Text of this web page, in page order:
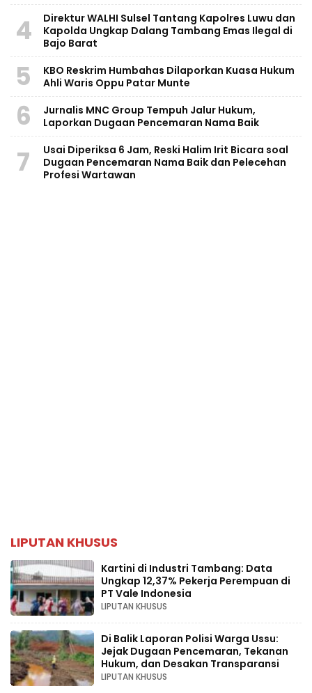
4
Direktur WALHI Sulsel Tantang Kapolres Luwu dan
Kapolda Ungkap Dalang Tambang Emas Ilegal di
Bajo Barat
5
KBO Reskrim Humbahas Dilaporkan Kuasa Hukum
Ahli Waris Oppu Patar Munte
6
Jurnalis MNC Group Tempuh Jalur Hukum,
Laporkan Dugaan Pencemaran Nama Baik
7
Usai Diperiksa 6 Jam, Reski Halim Irit Bicara soal
Dugaan Pencemaran Nama Baik dan Pelecehan
Profesi Wartawan
LIPUTAN KHUSUS
Kartini di Industri Tambang: Data
Ungkap 12,37% Pekerja Perempuan di
PT Vale Indonesia
LIPUTAN KHUSUS
Di Balik Laporan Polisi Warga Ussu:
Jejak Dugaan Pencemaran, Tekanan
Hukum, dan Desakan Transparansi
LIPUTAN KHUSUS